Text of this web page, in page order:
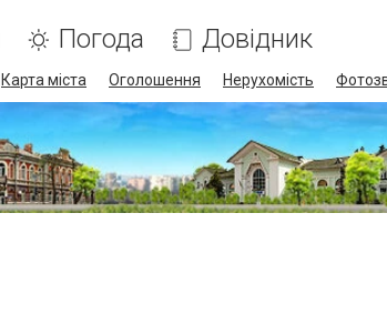
Погода Довідник
Карта міста Оголошення Нерухомість